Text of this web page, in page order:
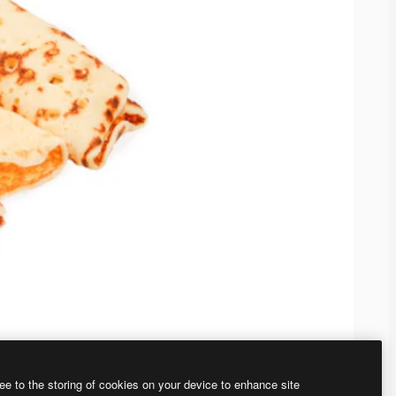
to the storing of cookies on your device to enhance site